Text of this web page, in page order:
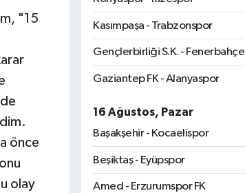
"15
önce
olay
Kasımpaşa - Trabzonspor
Gençlerbirliği S.K. - Fenerbahçe
Gaziantep FK - Alanyaspor
16 Ağustos, Pazar
Başakşehir - Kocaelispor
Beşiktaş - Eyüpspor
Amed - Erzurumspor FK